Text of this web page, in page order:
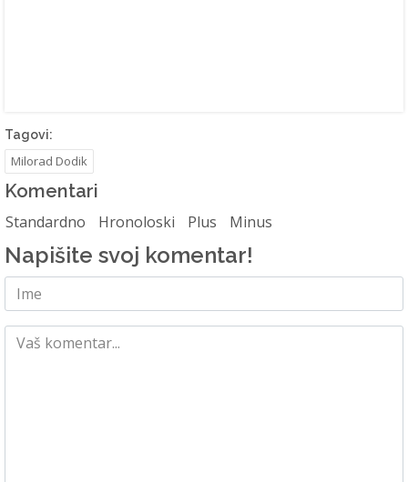
Tagovi:
Milorad Dodik
Komentari
Standardno Hronoloski Plus Minus
Napišite svoj komentar!